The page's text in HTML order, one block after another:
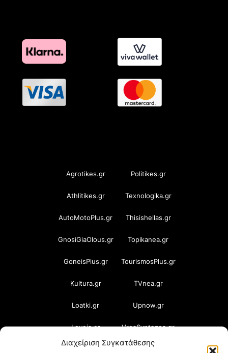
Διαχείριση Συγκατάθεσης
Agrotikes.gr Politikes.gr
Athlitikes.gr Texnologika.gr
AutoMotoPlus.gr Thisishellas.gr
GnosiGiaOlous.gr Topikanea.gr
GoneisPlus.gr TourismosPlus.gr
Kultura.gr TVnea.gr
Loatki.gr Upnow.gr
Loveis.gr VresSyntages.gr
ModernaGynaika.gr Xristianika.gr